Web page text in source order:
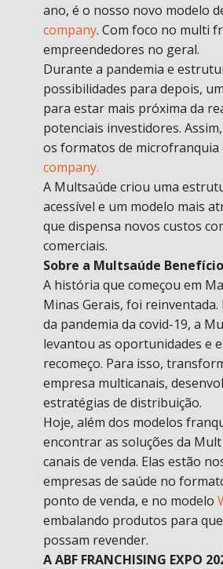
ano, é o nosso novo modelo
company. Com foco no multi
empreendedores no geral.
Durante a pandemia e
possibilidades para depois,
para estar mais próxima da
potenciais investidores.
os formatos de microfranquia
company.
A Multsaúde criou uma
acessível e um modelo mais
que dispensa novos custos
comerciais.
Sobre a Multsaúde
A história que começou em
Minas Gerais, foi
da pandemia da covid-19, a
levantou as oportunidades e
recomeço. Para isso,
empresa multicanais,
estratégias de distribuição.
Hoje, além dos modelos
encontrar as soluções da
canais de venda. Elas estão
empresas de saúde no
ponto de venda, e no modelo
embalando produtos para
possam revender.
A ABF FRANCHISING EXPO